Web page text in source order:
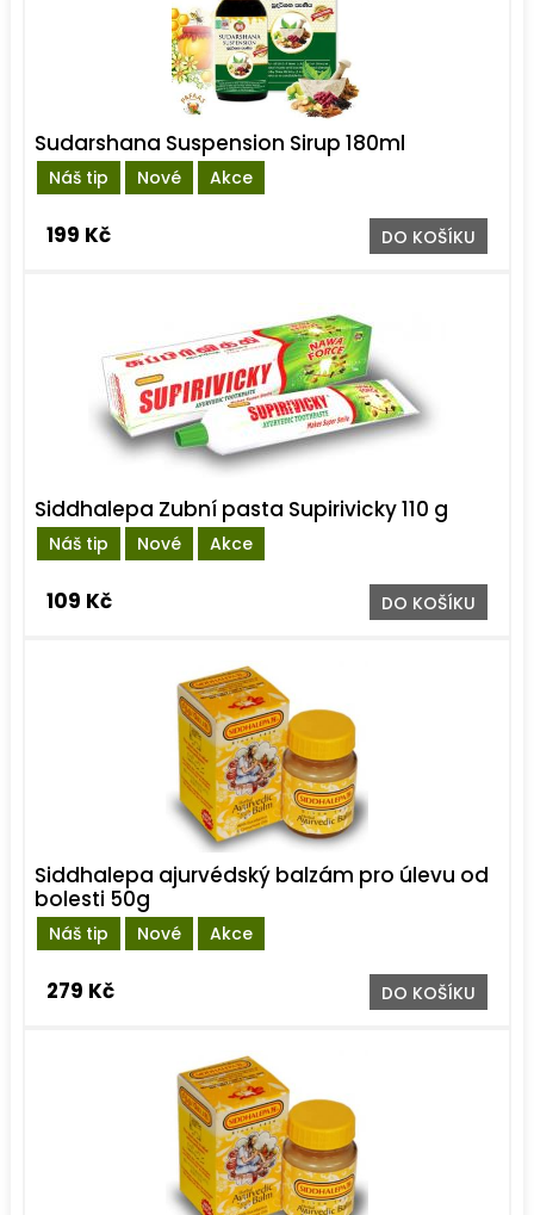
Náš tip Nové Akce
Sudarshana Suspension Sirup 180ml
199 Kč DO KOŠÍKU
Náš tip Nové Akce
Siddhalepa Zubní pasta Supirivicky 110 g
109 Kč DO KOŠÍKU
Náš tip Nové Akce
Siddhalepa ajurvédský balzám pro úlevu od
bolesti 50g
279 Kč DO KOŠÍKU